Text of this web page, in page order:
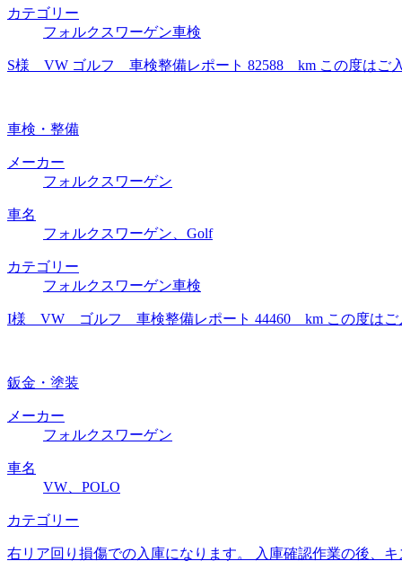
カテゴリー
フォルクスワーゲン車検
S様 VW ゴルフ 車検整備レポート 82588 km この度はご
車検・整備
メーカー
フォルクスワーゲン
車名
フォルクスワーゲン、Golf
カテゴリー
フォルクスワーゲン車検
I様 VW ゴルフ 車検整備レポート 44460 km この度はご
鈑金・塗装
メーカー
フォルクスワーゲン
車名
VW、POLO
カテゴリー
右リア回り損傷での入庫になります。 入庫確認作業の後、